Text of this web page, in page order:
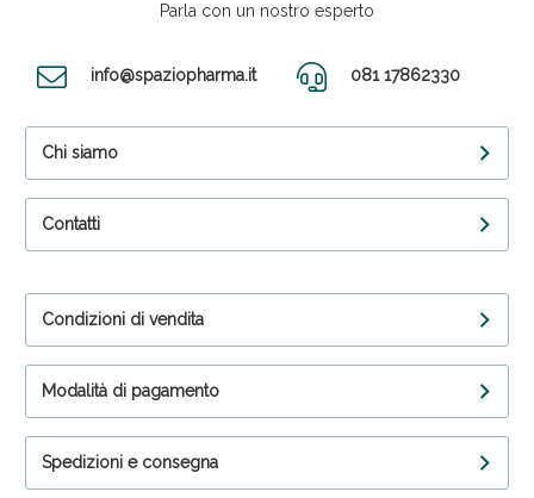
Parla con un nostro esperto
info@spaziopharma.it 081 17862330
Chi siamo
Contatti
Condizioni di vendita
Modalità di pagamento
Spedizioni e consegna